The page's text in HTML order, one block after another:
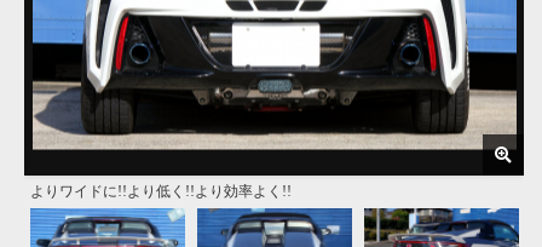
よりワイドに!!より低く!!より効率よく!!
FRP製黒ゲルコート仕上げ
排熱＆パラシュート効果の低減にもGOOD!!
リアアンダーガーニッシュは付属しません(移植して使用)
純正マフラーにも似合います
純正マフラーでも違和感ありません
製品は画像の部分のみとなります(写真は塗装済みですが製品は未塗装)